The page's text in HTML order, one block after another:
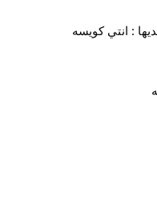
: انتي كويسه